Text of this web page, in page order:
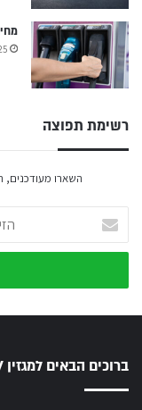
רשימת תפוצה
השארו מעודכנים,
את
כתובת
שלך
ברוכים הבאים למגזין EV